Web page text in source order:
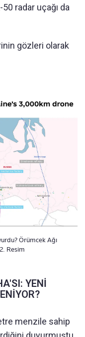
radar uçağı da
gözleri olarak
Örümcek Ağı
Resim
YENİ
menzile sahip